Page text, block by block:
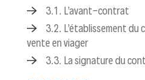
3.1. L’avant-contrat
3.2. L’établissement du
vente en viager
3.3. La signature du